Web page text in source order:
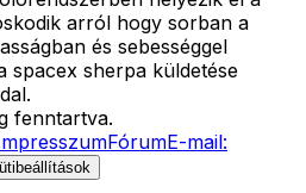
arról hogy sorban a
és sebességgel
spacex sherpa küldetése
fenntartva.
FórumE-mail: